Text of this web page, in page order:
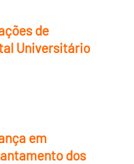
de
Universitário
em
dos